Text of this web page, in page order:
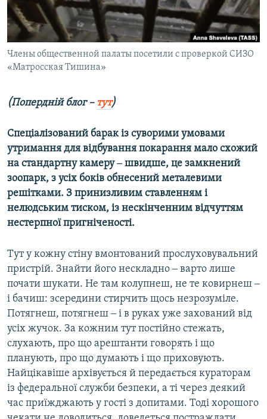
ВІДЕОУРОКИ «ELIFBE»
СВІДЧЕННЯ ОКУПАЦІЇ
УКРАЇНСЬКА ПРОБЛЕМА КРИМУ
Русский
Qırımtatar
ДОЛУЧАЙСЯ!
Усі сайти RFE/RL
Члены общественной палаты посетили с проверкой СИЗО
«Матросская Тишина»
(Попердній блог – тут)
Спеціалізований барак із суворими умовами
утримання для відбування покарання мало схожий
на стандартну камеру ‒ швидше, це замкнений
зоопарк, з усіх боків обнесений металевими
решітками. З принизливим ставленням і
нелюдським тиском, із нескінченним відчуттям
нестерпної пригніченості.
Тут у кожну стіну вмонтований прослуховувальний
пристрій. Знайти його нескладно ‒ варто лише
почати шукати. Не там колупнеш, не те ковирнеш ‒
і бачиш: зсередини стирчить щось незрозуміле.
Потягнеш, потягнеш ‒ і в руках уже захований від
усіх жучок. За кожним тут постійно стежать,
слухають, про що арештанти говорять і що
планують, про що думають і що приховують.
Найцікавіше архівується й передається кураторам
із федеральної служби безпеки, а ті через деякий
час приїжджають у гості з допитами. Тоді хорошого